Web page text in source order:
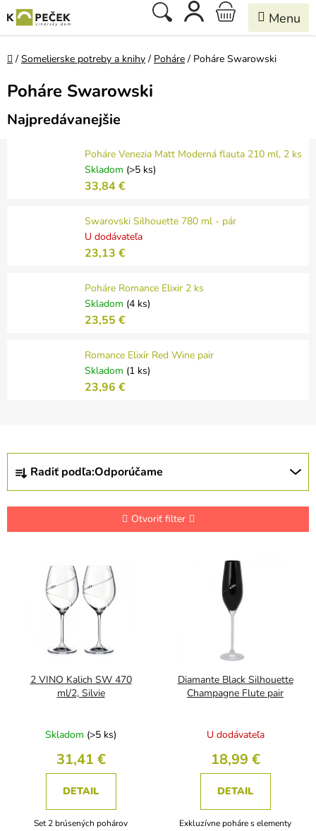
na
obsah
Hľadať
NÁKUPNÝ
KOŠÍK
Domov
/ Somelierske potreby a knihy / Poháre / Poháre Swarowski
Poháre Swarowski
Najpredávanejšie
Poháre Venezia Matt Moderná flauta 210 ml, 2 ks
Skladom (>5 ks)
33,84 €
Swarovski Silhouette 780 ml - pár
U dodávateľa
23,13 €
Poháre Romance Elixir 2 ks
Skladom (4 ks)
23,55 €
Romance Elixír Red Wine pair
Skladom (1 ks)
23,96 €
R
d
e
i
Radiť podľa:Odporúčame
Otvoriť filter
2 VINO Kalich SW 470
ml/2, Silvie
Skladom (>5 ks)
31,41 €
DETAIL
Set 2 brúsených pohárov
Diamante Black Silhouette
Champagne Flute pair
U dodávateľa
18,99 €
DETAIL
Exkluzívne poháre s elementy